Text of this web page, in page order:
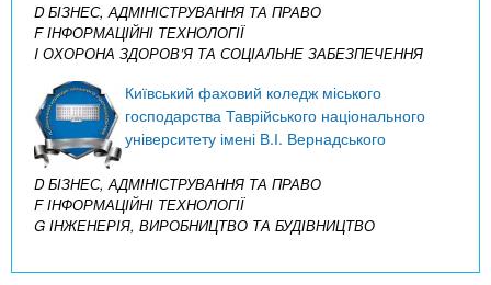
D БІЗНЕС, АДМІНІСТРУВАННЯ ТА ПРАВО
F ІНФОРМАЦІЙНІ ТЕХНОЛОГІЇ
I ОХОРОНА ЗДОРОВ’Я ТА СОЦІАЛЬНЕ ЗАБЕЗПЕЧЕННЯ
Київський фаховий коледж міського
господарства Таврійського національного
університету імені В.І. Вернадського
D БІЗНЕС, АДМІНІСТРУВАННЯ ТА ПРАВО
F ІНФОРМАЦІЙНІ ТЕХНОЛОГІЇ
G ІНЖЕНЕРІЯ, ВИРОБНИЦТВО ТА БУДІВНИЦТВО